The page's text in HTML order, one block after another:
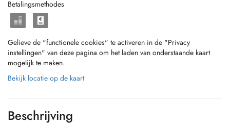
Betalingsmethodes
Gelieve de "functionele cookies" te activeren in de "Privacy
instellingen" van deze pagina om het laden van onderstaande kaart
mogelijk te maken.
Bekijk locatie op de kaart
Beschrijving